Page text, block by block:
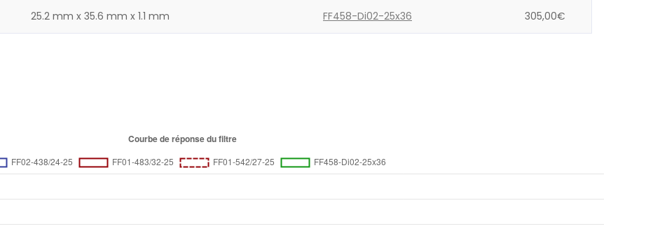
25.2 mm x 35.6 mm x 1.1 mm FF458-Di02-25x36 305,00€